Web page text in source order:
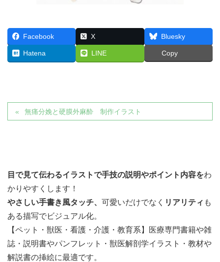
Facebook X Bluesky
Hatena LINE Copy
無痛分娩と硬膜外麻酔 制作イラスト
目で見て伝わるイラストで手技の説明やポイント内容をわ
かりやすくします！
やさしい手書き風タッチ、 可愛いだけでなく リアリティ も
ある描写でビジュアル化。
【ペット・獣医・看護・介護・教育系】医療専門書籍や雑
誌・説明書やパンフレット・獣医解剖学イラスト・教材や
解説書の挿絵に最適です。